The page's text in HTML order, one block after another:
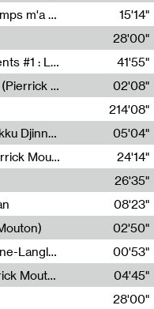
Impossible de savoir combien de temps m'a échappé
15'14"
28'00"
Sous le paysage - Habiter les éléments #1 : Les éléments et les débordements du vivant
41'55"
Simb Gaïdé ou la danse du faux lion (Pierrick Mouton)
02'08"
214'08"
Non à l'émigration Clandestine - Rukku Djinne Squad (Eden Tinto Collins)
05'04"
Mama Counda, l'esprit du puits - Pierrick Mouton
24'14"
26'35"
08'23"
02'50"
Dans la nuit les nuages - Théo Robine-Langlois
00'53"
Bathi Diabaye - Tambacounda (Pierrick Mouton)
04'45"
28'00"